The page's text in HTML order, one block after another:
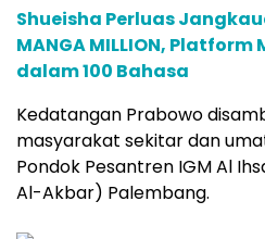
Shueisha Perluas
MANGA MILLION,
dalam 100 Bahasa
Kedatangan Prabowo
masyarakat sekitar dan
Pondok Pesantren IGM Al
Al-Akbar) Palembang.